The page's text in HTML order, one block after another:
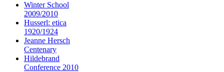
Winter School
2009/2010
Husserl: etica
1920/1924
Jeanne Hersch
Centenary
Hildebrand
Conference 2010